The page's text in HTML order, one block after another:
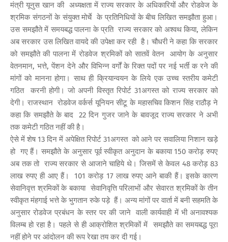
मंत्री यूनुस खान की अध्यक्षता में राज्य सरकार के अधिकारियों और रोडवेज के
श्रमिक संगठनों के संयुक्त मोर्चे के प्रतिनिधियों के बीच लिखित समझौता हुआ।
उस समझौते में समयबद्ध पालना के प्रति राज्य सरकार को अश्वथ किया, लेकिन
अब सरकार उस लिखित वायदे की उपेक्षा कर रही है। चौधरी ने कहा कि सरकार
को समझौते की पालना में रोडवेज श्रमिकों को सातवें वेतन आयोग के अनुसार
वेतनमान, भत्ते, पेंशन देने और विभिन्न वर्गों के रिक्त पदों पर नई भर्ती क रने की
मांगों को मानना होगा। साथ ही क्रियान्वयन के लिये एक उच्च स्तरीय कमेटी
गठित करनी होगी। जो अपनी विस्तृत रिपोर्ट 31अगस्त को राज्य सरकार को
देगी। राजस्थान रोडवेज वर्कर्स यूनियन सीटू के महासचिव किशन सिंह राठौड़ ने
कहा कि समझौते के बाद 22 दिन गुजर जाने के बावजूद राज्य सरकार ने अभी
तक कमेटी गठित नहीं की है।
ऐसे में शेष 13 दिन में अपेक्षित रिपोर्ट 31अगस्त को आने पर सवालिया निशान खड़े
हो गए हैं। समझौते के अनुसार पूर्व स्वीकृत अनुदान के बकाया 150 करोड़ रुपए
अब तक तो राज्य सरकार से आजाने चाहिये थे। जिसमें से केवल 48 करोड़ 83
लाख रुपए ही आए हैं। 101 करोड़ 17 लाख रुपए आने बाकी हैं। इसके कारण
सेवानिवृत्त श्रमिकों के बकाया सेवानिवृत्ति परिलाभों और सेवारत श्रमिकों के तीन
स्वीकृत मंहगाई भत्ते के भुगतान रुके पड़े हैं। अन्य मांगों पर वार्ता में बनी सहमति के
अनुसार रोडवेज प्रबंधन के स्तर पर की जाने वाली कार्यवाही में भी अनावश्यक
विलम्ब हो रहा है। पहले से ही आक्रोशित श्रमिकों में समझौते का समयबद्ध पूरा
नहीं होने पर आंदोलन की रूप रेखा तय कर दी गई।